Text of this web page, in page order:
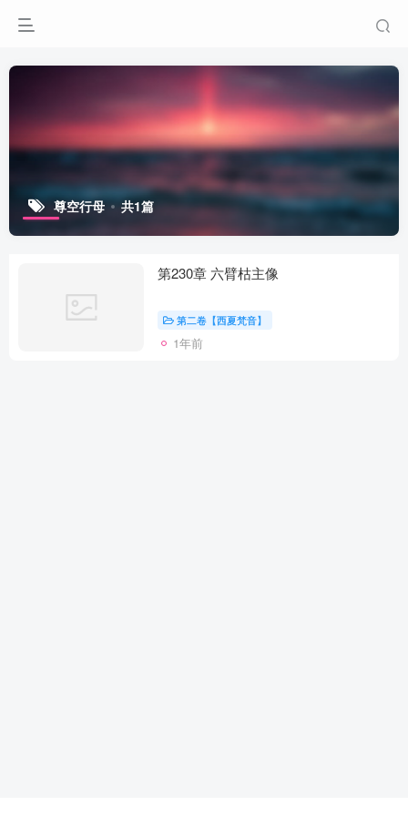
尊空行母 共1篇
第230章 六臂枯主像
第二卷【西夏梵音】
1年前